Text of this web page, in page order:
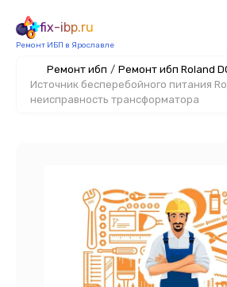
fix-ibp.ru
Ремонт ИБП в Ярославле
Ремонт ибп / Ремонт ибп Roland
Источник бесперебойного питания
неисправность трансформатора